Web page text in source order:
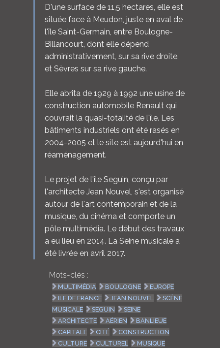
D'une surface de 11,5 hectares, elle est
située face à Meudon, juste en aval de
l'île Saint-Germain, entre Boulogne-
Billancourt, dont elle dépend
administrativement, sur sa rive droite,
et Sèvres sur sa rive gauche.
Elle abrita de 1929 à 1992 une usine de
construction automobile Renault qui
couvrait la quasi-totalité de l'île. Les
bâtiments industriels ont été rasés en
2004-2005 et le site est aujourd'hui en
réaménagement.
Le projet de l'île Seguin, conçu par
l'architecte Jean Nouvel, s'est organisé
autour de l'art contemporain et de la
musique, du cinéma et comporte un
pôle multimédia. Le début des travaux
a eu lieu en 2014. La Seine musicale a
été livrée en avril 2017.
Mots-clés :
MULTIMÉDIA BOULOGNE
EUROPE
ILE DE FRANCE
JEAN NOUVEL
SCÈNE
MUSICALE
SEGUIN
SEINE
ARCHITECTE
AÉRIEN
BANLIEUE
CAPITALE
CITÉ
CONSTRUCTION
CULTURE
CULTUREL
MUSIQUE